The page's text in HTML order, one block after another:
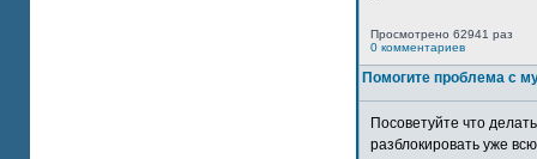
Просмотрено 62941 раз
0 комментариев
Помогите проблема с
Посоветуйте что
разблокировать уже